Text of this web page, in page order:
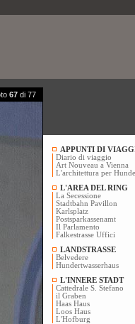
67 di 77
APPUNTI DI
Diario di viaggio
Art Nouveau a Vienna
L'architettura per
L'AREA DEL RING
La Secessione
Stadtbahn Pavillon
Karlsplatz
Postsparkassenamt
Il Parlamento
Falkestrasse Uffici
LANDSTRASSE
Belvedere
Hundertwasserhaus
L'INNERE STADT
Cattedrale S. Stefano
il Graben
Haas Haus
Loos Haus
L'Hofburg